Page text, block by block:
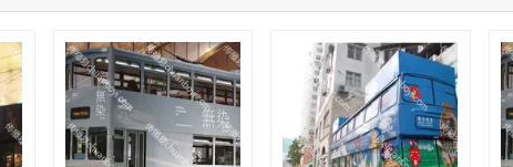
11:44:28
130****3379 联系了该媒体所在商家
08:36:41
191****0991
联系了该媒体所在商家
05:24:34
186****8762 联系了该媒体所在商家
06:11:20
166****9198 联系了该媒体所在商家
05:17:23 182****1341 联系了该媒体所在商家